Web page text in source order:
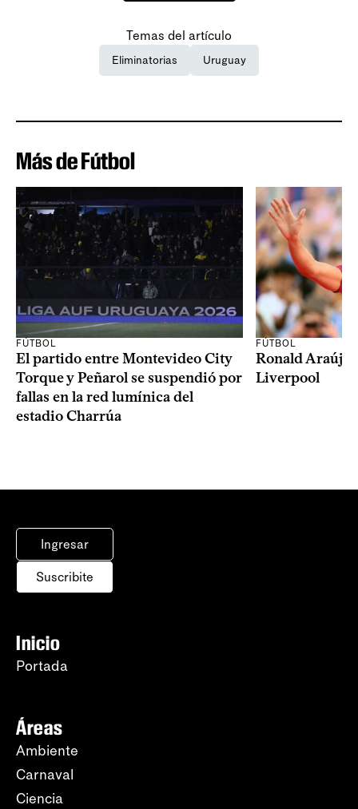
Temas del artículo
Eliminatorias Uruguay
Más de Fútbol
FÚTBOL
El partido entre Montevideo City
Torque y Peñarol se suspendió por
fallas en la red lumínica del
estadio Charrúa
FÚTBOL
Ronald Araújo
Liverpool
Ingresar
Suscribite
Inicio
Portada
Áreas
Ambiente
Carnaval
Ciencia